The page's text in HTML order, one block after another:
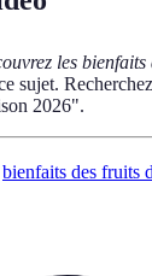
les
sujet.
2026".
bienfaits des fruits